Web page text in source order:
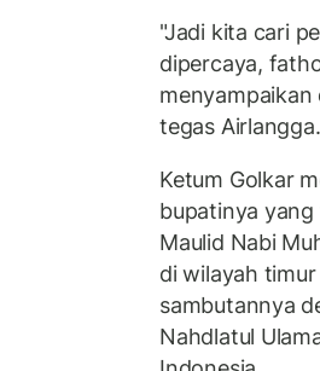
"Jadi kita cari
dipercaya,
menyampaikan
tegas Airlangga.
Ketum Golkar
bupatinya
Maulid Nabi
di wilayah
sambutannya
Nahdlatul